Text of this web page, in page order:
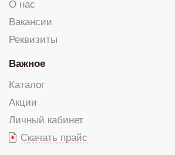
О нас
Вакансии
Реквизиты
Важное
Каталог
Акции
Личный кабинет
Скачать прайс